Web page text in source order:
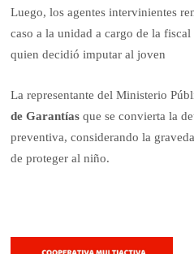
Luego, los agentes intervinientes
caso a la unidad a cargo de la fiscal
quien decidió imputar al joven
La representante del Ministerio
de Garantías que se convierta la
preventiva, considerando la
de proteger al niño.